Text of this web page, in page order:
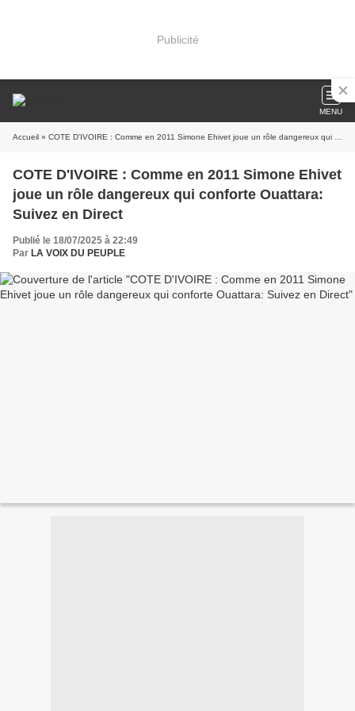
Publicité
MENU
Accueil » COTE D'IVOIRE : Comme en 2011 Simone Ehivet joue un rôle dangereux qui conforte Ouattara: Suivez en Direct
COTE D'IVOIRE : Comme en 2011 Simone Ehivet
joue un rôle dangereux qui conforte Ouattara:
Suivez en Direct
Publié le 18/07/2025 à 22:49
Par LA VOIX DU PEUPLE